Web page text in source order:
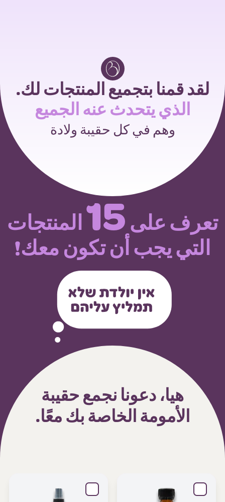
لقد قمنا بتجميع المنتجات لك.
الذي يتحدث عنه الجميع
وهم في كل حقيبة ولادة
تعرف على 15المنتجات
التي يجب أن تكون معك!
هيا، دعونا نجمع حقيبة
الأمومة الخاصة بك معًا.